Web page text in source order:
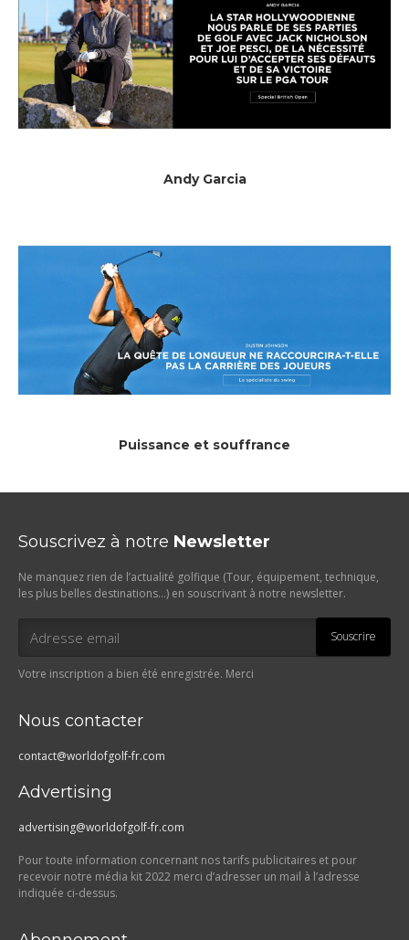
Andy Garcia
Puissance et souffrance
Souscrivez à notre Newsletter
Ne manquez rien de l’actualité golfique (Tour, équipement, technique,
les plus belles destinations…) en souscrivant à notre newsletter.
Souscrire
Votre inscription a bien été enregistrée. Merci
Nous contacter
contact@worldofgolf-fr.com
Advertising
advertising@worldofgolf-fr.com
Pour toute information concernant nos tarifs publicitaires et pour
recevoir notre média kit 2022 merci d’adresser un mail à l’adresse
indiquée ci-dessus.